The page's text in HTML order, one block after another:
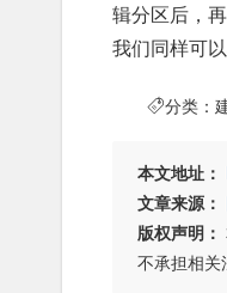
辑分区后，
我们同样可
分类：
本文地址：
文章来源：
版权声明：
不承担相关